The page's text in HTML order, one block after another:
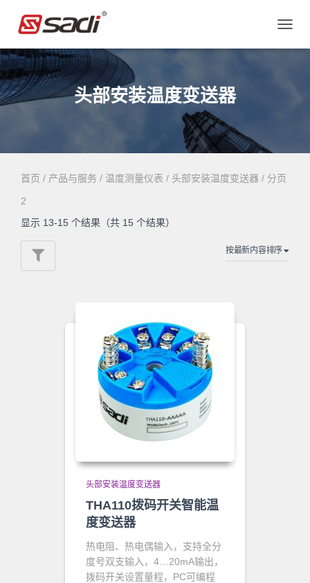
换
头部安装温度变送器
首页 / 产品与服务 / 温度测量仪表 / 头部安装温度变送器 / 分页
2
显示 13-15 个结果（共 15 个结果）
头部安装温度变送器
THA110拨码开关智能温
度变送器
热电阻、热电偶输入，支持全分
度号双支输入，4…20mA输出，
拨码开关设置量程， PC可编程